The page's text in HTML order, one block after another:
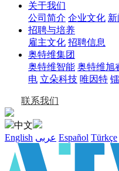
关于我们
公司简介 企业文化
招聘与培养
雇主文化 招聘信息
奥特维集团
奥特维智能 奥特维旭
电 立朵科技 唯因特
联系我们
中文
English عربى Español Türkçe